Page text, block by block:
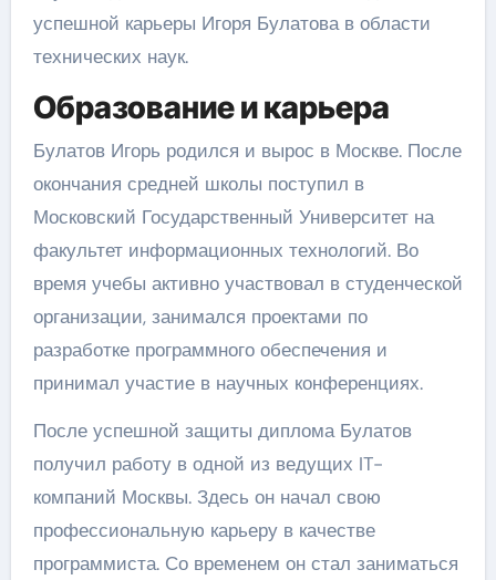
успешной карьеры Игоря Булатова в области
технических наук.
Образование и карьера
Булатов Игорь родился и вырос в Москве. После
окончания средней школы поступил в
Московский Государственный Университет на
факультет информационных технологий. Во
время учебы активно участвовал в студенческой
организации, занимался проектами по
разработке программного обеспечения и
принимал участие в научных конференциях.
После успешной защиты диплома Булатов
получил работу в одной из ведущих IT-
компаний Москвы. Здесь он начал свою
профессиональную карьеру в качестве
программиста. Со временем он стал заниматься